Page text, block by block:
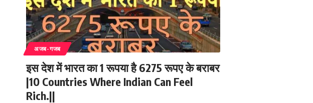
अजब-गजब
इस देश में भारत का 1 रूपया है 6275 रूपए के बराबर
|10 Countries Where Indian Can Feel
Rich.||